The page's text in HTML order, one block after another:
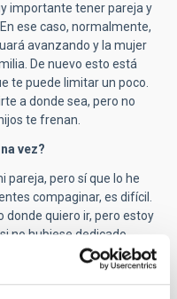
importante tener pareja y
ese caso, normalmente,
avanzando y la mujer
De nuevo esto está
te puede limitar un poco.
a donde sea, pero no
te frenan.
vez?
pareja, pero sí que lo he
compaginar, es difícil.
donde quiero ir, pero estoy
no hubiese dedicado
lo lamente en absoluto.
creo que pasa. Cuando